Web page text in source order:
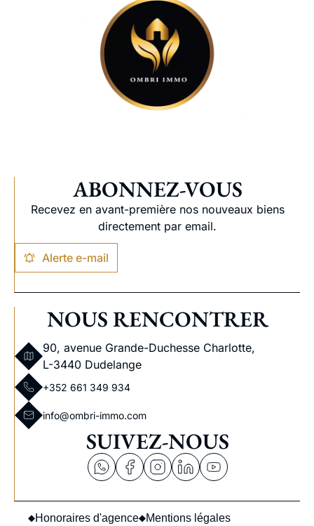
ABONNEZ-VOUS
Recevez en avant-première nos nouveaux biens
directement par email.
Alerte e-mail
NOUS RENCONTRER
90, avenue Grande-Duchesse Charlotte,
L-3440 Dudelange
+352 661 349 934
info@ombri-immo.com
SUIVEZ-NOUS
Honoraires d'agence Mentions légales